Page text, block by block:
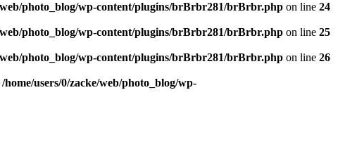
web/photo_blog/wp-content/plugins/brBrbr281/brBrbr.php on line 24
web/photo_blog/wp-content/plugins/brBrbr281/brBrbr.php on line 25
web/photo_blog/wp-content/plugins/brBrbr281/brBrbr.php on line 26
/home/users/0/zacke/web/photo_blog/wp-